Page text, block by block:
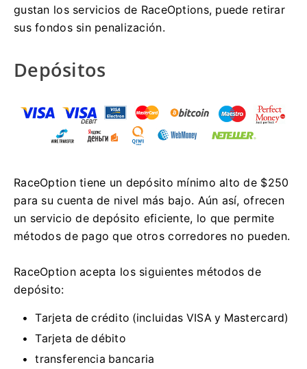
gustan los servicios de RaceOptions, puede retirar
sus fondos sin penalización.
Depósitos
RaceOption tiene un depósito mínimo alto de $250
para su cuenta de nivel más bajo. Aún así, ofrecen
un servicio de depósito eficiente, lo que permite
métodos de pago que otros corredores no pueden.
RaceOption acepta los siguientes métodos de
depósito:
Tarjeta de crédito (incluidas VISA y Mastercard)
Tarjeta de débito
transferencia bancaria